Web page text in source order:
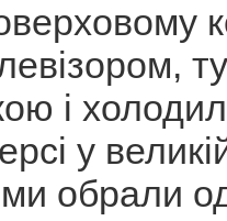
і
у
обрали